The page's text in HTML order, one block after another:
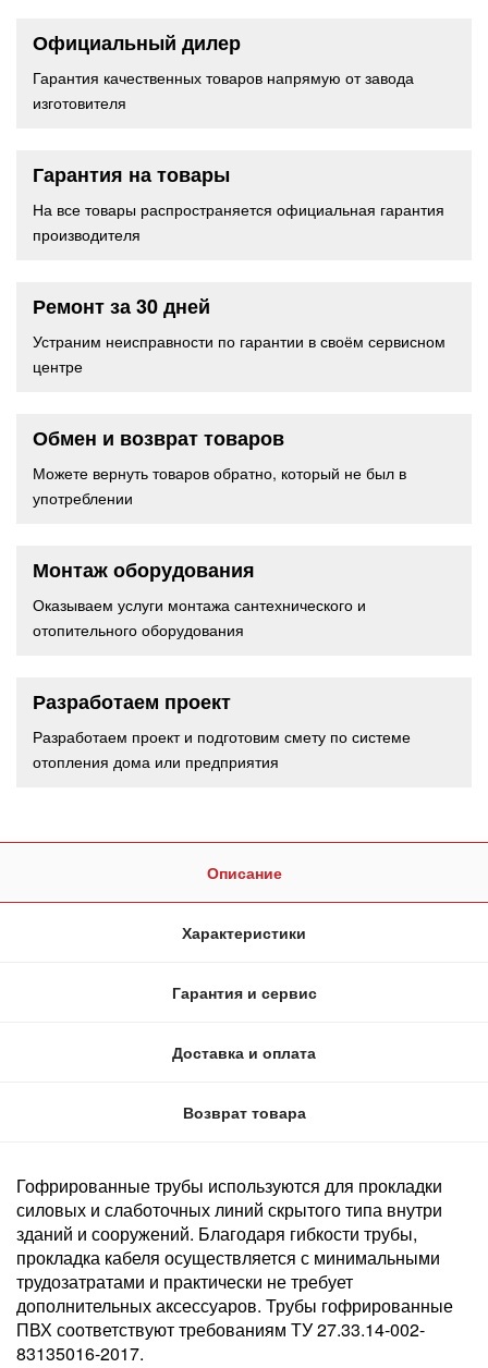
Официальный дилер
Гарантия качественных товаров напрямую от завода
изготовителя
Гарантия на товары
На все товары распространяется официальная гарантия
производителя
Ремонт за 30 дней
Устраним неисправности по гарантии в своём сервисном
центре
Обмен и возврат товаров
Можете вернуть товаров обратно, который не был в
употреблении
Монтаж оборудования
Оказываем услуги монтажа сантехнического и
отопительного оборудования
Разработаем проект
Разработаем проект и подготовим смету по системе
отопления дома или предприятия
Описание
Характеристики
Гарантия и сервис
Доставка и оплата
Возврат товара
Гофрированные трубы используются для прокладки
силовых и слаботочных линий скрытого типа внутри
зданий и сооружений. Благодаря гибкости трубы,
прокладка кабеля осуществляется с минимальными
трудозатратами и практически не требует
дополнительных аксессуаров. Трубы гофрированные
ПВХ соответствуют требованиям ТУ 27.33.14-002-
83135016-2017.